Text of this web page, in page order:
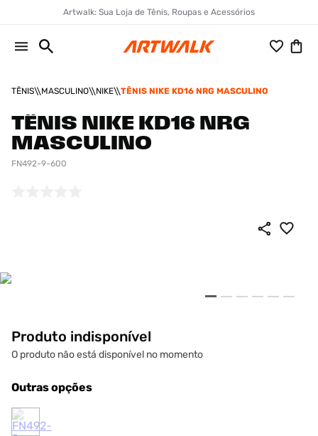
Artwalk: Sua Loja de Tênis, Roupas e Acessórios
TÊNIS MASCULINO NIKE TÊNIS NIKE KD16 NRG MASCULINO
TÊNIS NIKE KD16 NRG
MASCULINO
FN492-9-600
Produto indisponível
O produto não está disponível no momento
Outras opções